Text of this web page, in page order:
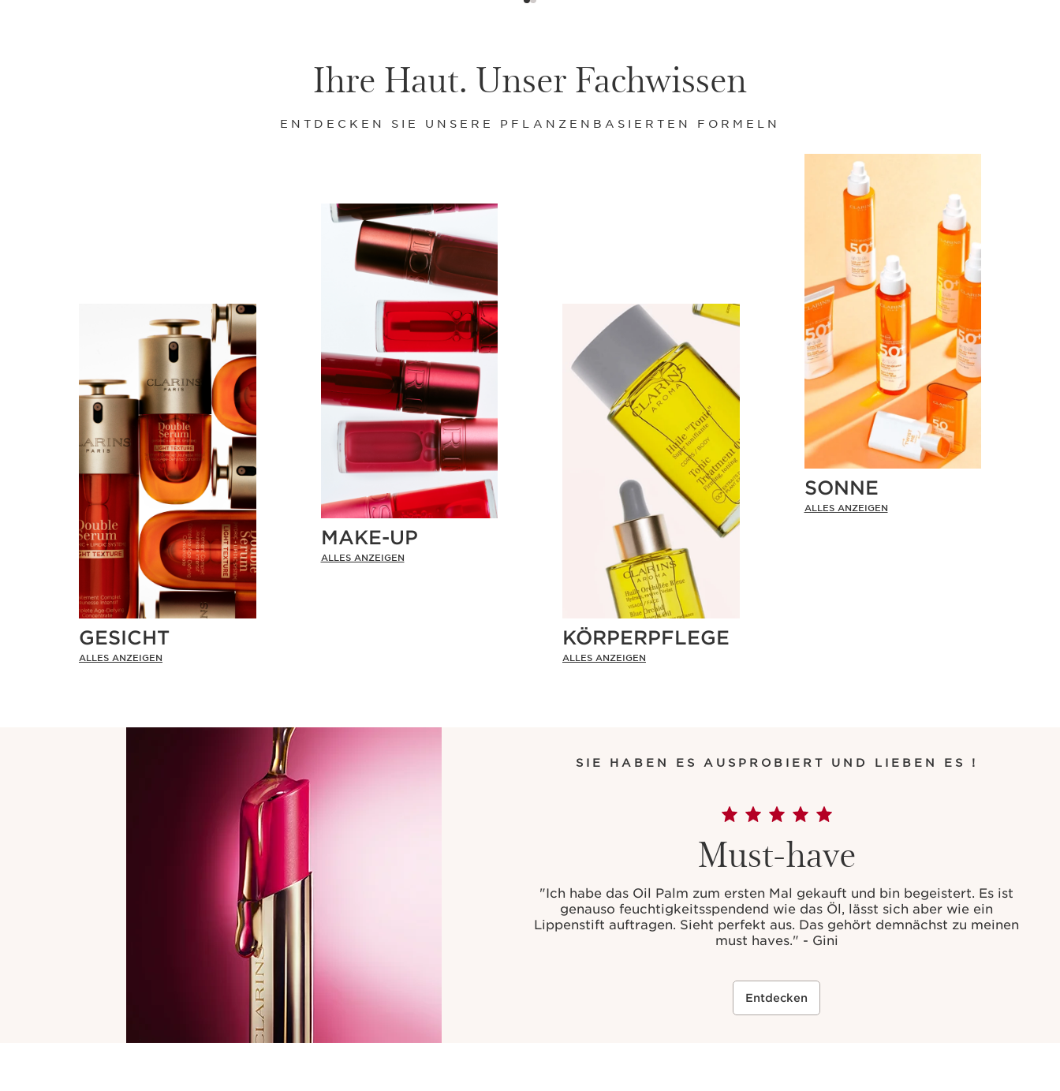
Ihre Haut. Unser Fachwissen
ENTDECKEN SIE UNSERE PFLANZENBASIERTEN FORMELN
GESICHT
ALLES ANZEIGEN
MAKE-UP
ALLES ANZEIGEN
KÖRPERPFLEGE
ALLES ANZEIGEN
SONNE
ALLES ANZEIGEN
SIE HABEN ES AUSPROBIERT UND LIEBEN ES !
Must-have
"Ich habe das Oil Palm zum ersten Mal gekauft und bin begeistert. Es ist
genauso feuchtigkeitsspendend wie das Öl, lässt sich aber wie ein
Lippenstift auftragen. Sieht perfekt aus. Das gehört demnächst zu meinen
must haves." - Gini
Entdecken